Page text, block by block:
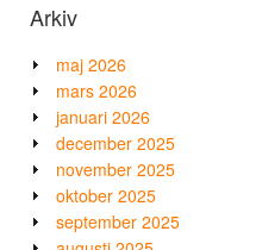
Arkiv
maj 2026
mars 2026
januari 2026
december 2025
november 2025
oktober 2025
september 2025